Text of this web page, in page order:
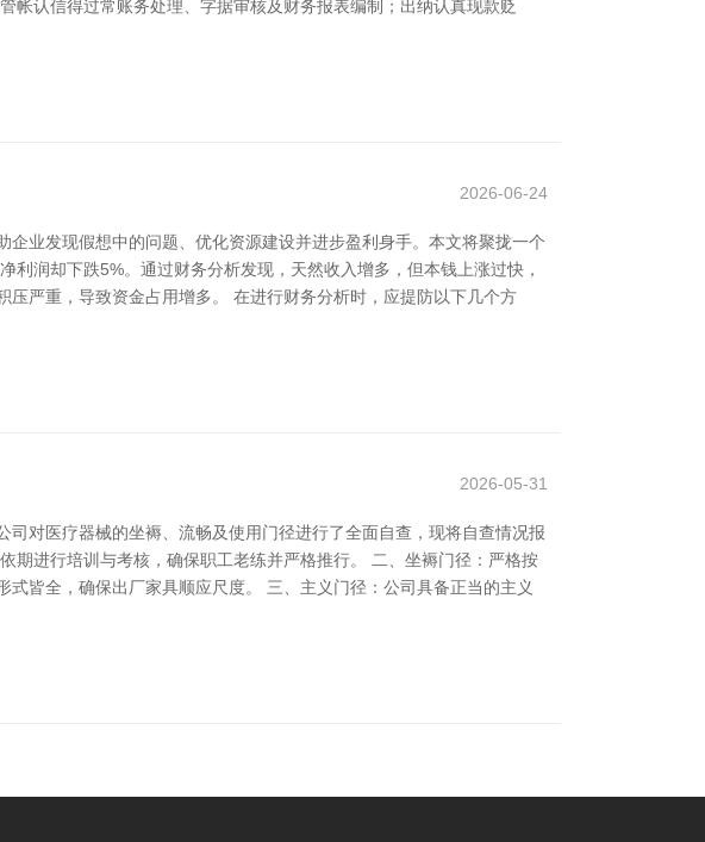
帐认信得过常账务处理、字据审核及财务报表编制；出纳认真现款贬
2026-06-24
业发现假想中的问题、优化资源建设并进步盈利身手。本文将聚拢一个
润却下跌5%。通过财务分析发现，天然收入增多，但本钱上涨过快，
严重，导致资金占用增多。 在进行财务分析时，应提防以下几个方
2026-05-31
对医疗器械的坐褥、流畅及使用门径进行了全面自查，现将自查情况报
期进行培训与考核，确保职工老练并严格推行。 二、坐褥门径：严格按
皆全，确保出厂家具顺应尺度。 三、主义门径：公司具备正当的主义